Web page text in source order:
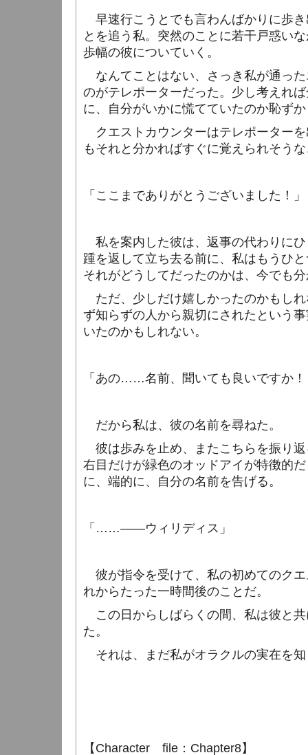
早速行こうとでも言わんばかりに歩
とを追う私。突然のことに若干戸惑い
歩幅の彼についていく。
なんてことはない、さっき私が通っ
のがテレポーターだった。少し考えれ
に、自分がいかに慌てていたのか恥ず
クエストカウンターはテレポーター
もそれと分かればすぐに覚えられそう
「ここまでありがとうございました！」
私を案内した彼は、返事の代わりに
踵を返して立ち去る前に、私はもうひ
それがどうしてだったのかは、今でも
ただ、少しだけ嬉しかったのかもし
ず知らずの人から親切にされたという
いたのかもしれない。
「あの……名前、聞いても良いですか
だから私は、彼の名前を尋ねた。
彼は歩みを止め、またこちらを振り
右目だけが緑色のオッドアイが特徴的
に、端的に、自分の名前を告げる。
「……――ウィリディス」
彼が指令を受けて、私の初めてのク
れからたった一時間後のことだ。
この日からしばらくの間、私は彼と
た。
それは、まだ私がオラクルの実在を
【 Character file ： Chapter8】